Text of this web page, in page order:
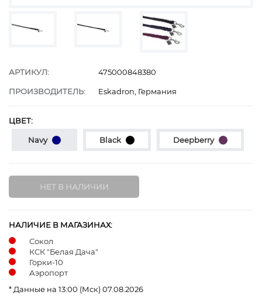
АРТИКУЛ: 475000848380
ПРОИЗВОДИТЕЛЬ: Eskadron, Германия
ЦВЕТ:
Navy Black Deepberry
НАЛИЧИЕ В МАГАЗИНАХ:
Сокол
КСК "Белая Дача"
Горки-10
Аэропорт
* Данные на 13:00 (Мск) 07.08.2026